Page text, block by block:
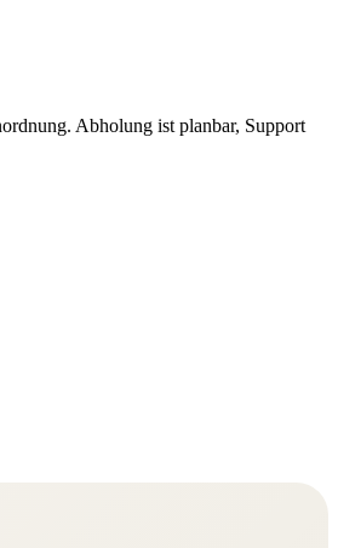
Abholung ist planbar, Support